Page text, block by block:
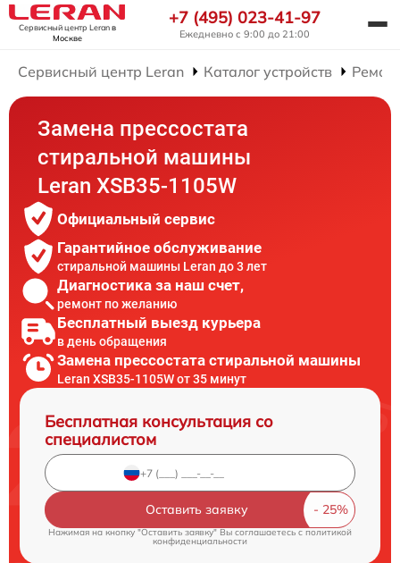
Сервисный центр Leranв
Москве
+7 (495) 023-41-97
Ежедневно с 9:00 до 21:00
Сервисный центр Leran Каталог устройств
Замена прессостата
стиральной машины
Leran XSB35-1105W
Официальный сервис
Гарантийное обслуживание
стиральной машины Leran до 3 лет
Диагностика за наш счет,
ремонт по желанию
Бесплатный выезд курьера
в день обращения
Замена прессостата стиральной машины
Leran XSB35-1105W от 35 минут
Бесплатная консультация со
специалистом
Оставить заявку
Нажимая на кнопку "Оставить заявку" Вы соглашаетесь c политикой
конфиденциальности